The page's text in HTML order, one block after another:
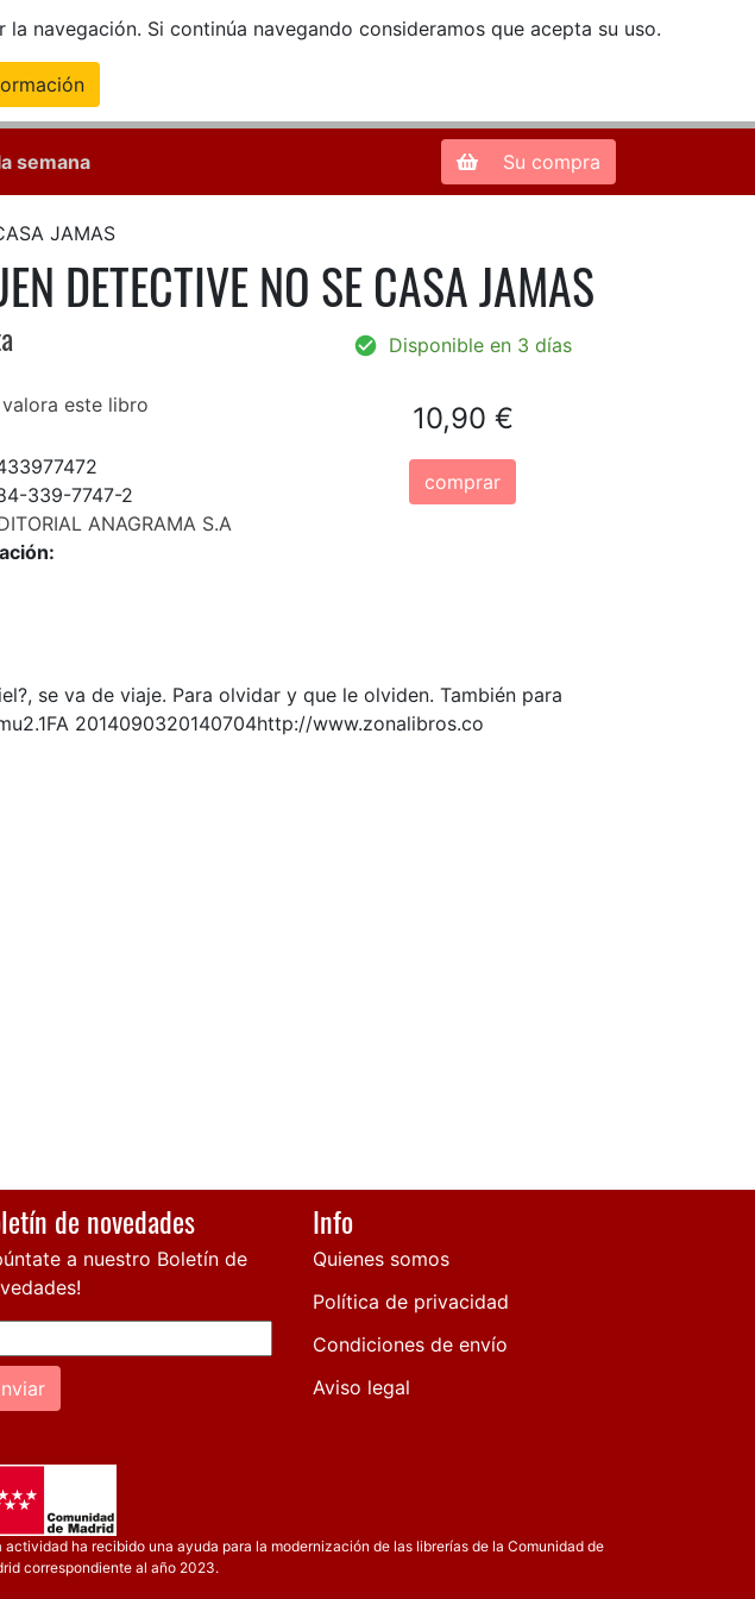
navegación. Si continúa navegando consideramos que acepta su uso.
Zona de Clientes
semana Su compra
JAMAS
DETECTIVE NO SE CASA JAMAS
este libro
339-7747-2
ANAGRAMA S.A
Disponible en 3 días
10,90 €
comprar
se va de viaje. Para olvidar y que le olviden. También para
2014090320140704http://www.zonalibros.co
de novedades
a nuestro Boletín de
Info
Quienes somos
Política de privacidad
Condiciones de envío
Aviso legal
actividad ha recibido una ayuda para la modernización de las librerías de la Comunidad de
correspondiente al año 2023.